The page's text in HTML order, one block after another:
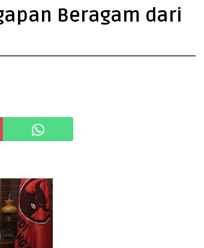
Beragam dari